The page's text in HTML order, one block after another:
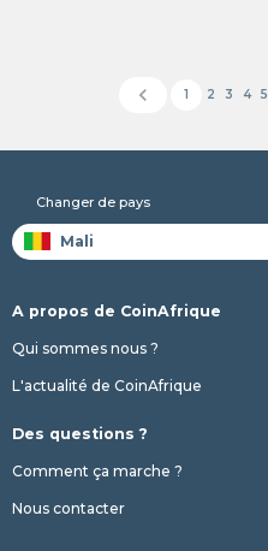
chevron_left 1 2 3 4 5
Changer de pays
A propos de CoinAfrique
Qui sommes nous ?
L'actualité de CoinAfrique
Des questions ?
Comment ça marche ?
Nous contacter